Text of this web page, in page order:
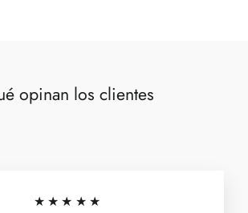
opinan los clientes
★★★★★